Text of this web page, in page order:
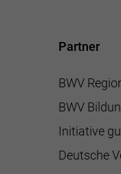
Partner
BWV
BWV
Initiative
Deutsche